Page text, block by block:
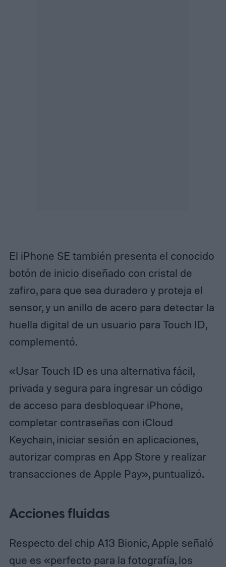
El iPhone SE también presenta el conocido
botón de inicio diseñado con cristal de
zafiro, para que sea duradero y proteja el
sensor, y un anillo de acero para detectar la
huella digital de un usuario para Touch ID,
complementó.
«Usar Touch ID es una alternativa fácil,
privada y segura para ingresar un código
de acceso para desbloquear iPhone,
completar contraseñas con iCloud
Keychain, iniciar sesión en aplicaciones,
autorizar compras en App Store y realizar
transacciones de Apple Pay», puntualizó.
Acciones fluidas
Respecto del chip A13 Bionic, Apple señaló
que es «perfecto para la fotografía, los